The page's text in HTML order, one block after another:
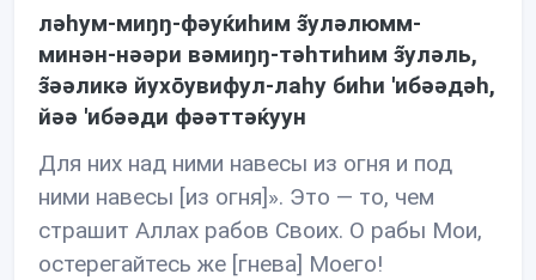
лəhум-миŋŋ-фəуќиhим з̃улəлюмм-
минəн-нəəри вəмиŋŋ-тəhтиhим з̃улəль,
з̃əəликə йухōувифул-лаhу биhи 'ибəəдəh,
йəə 'ибəəди фəəттəќуун
Для них над ними навесы из огня и под
ними навесы [из огня]». Это — то, чем
страшит Аллах рабов Своих. О рабы Мои,
остерегайтесь же [гнева] Моего!